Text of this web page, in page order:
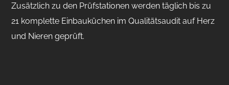
Zusätzlich zu den Prüfstationen werden täglich bis zu
21 komplette Einbauküchen im Qualitätsaudit auf Herz
und Nieren geprüft.